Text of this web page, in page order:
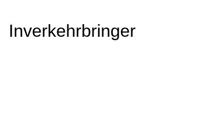
Inverkehrbringer